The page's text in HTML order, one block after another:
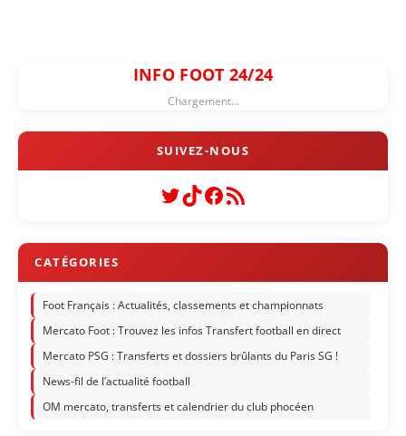
INFO FOOT 24/24
Chargement...
Twitter
TikTok
Facebook
Flux RSS
Foot Français : Actualités, classements et championnats
Mercato Foot : Trouvez les infos Transfert football en direct
Mercato PSG : Transferts et dossiers brûlants du Paris SG !
News-fil de l’actualité football
OM mercato, transferts et calendrier du club phocéen